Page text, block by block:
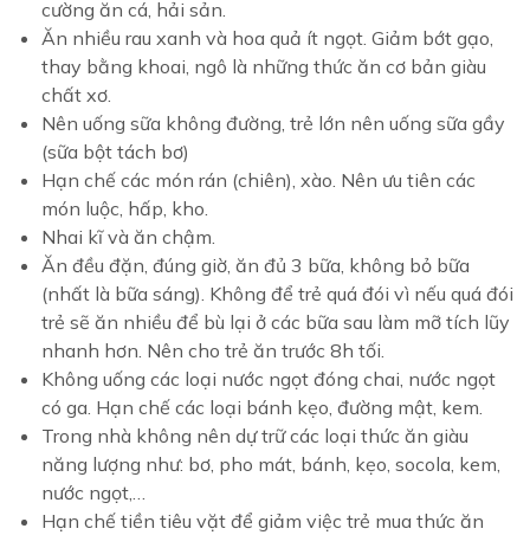
cường ăn cá, hải sản.
Ăn nhiều rau xanh và hoa quả ít ngọt. Giảm bớt gạo,
thay bằng khoai, ngô là những thức ăn cơ bản giàu
chất xơ.
Nên uống sữa không đường, trẻ lớn nên uống sữa gầy
(sữa bột tách bơ)
Hạn chế các món rán (chiên), xào. Nên ưu tiên các
món luộc, hấp, kho.
Nhai kĩ và ăn chậm.
Ăn đều đặn, đúng giờ, ăn đủ 3 bữa, không bỏ bữa
(nhất là bữa sáng). ​​Không để trẻ quá đói vì nếu quá đói
trẻ sẽ ăn nhiều để bù lại ở các bữa sau làm mỡ tích lũy
nhanh hơn. Nên cho trẻ ăn trước 8h tối.
Không uống các loại nước ngọt đóng chai, nước ngọt
có ga. Hạn chế các loại bánh kẹo, đường mật, kem.
Trong nhà không nên dự trữ các loại thức ăn giàu
năng lượng như: bơ, pho mát, bánh, kẹo, socola, kem,
nước ngọt,…
Hạn chế tiền tiêu vặt để giảm việc trẻ mua thức ăn